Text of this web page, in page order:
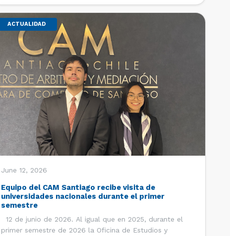
ACTUALIDAD
June 12, 2026
Equipo del CAM Santiago recibe visita de
universidades nacionales durante el primer
semestre
12 de junio de 2026. Al igual que en 2025, durante el
primer semestre de 2026 la Oficina de Estudios y